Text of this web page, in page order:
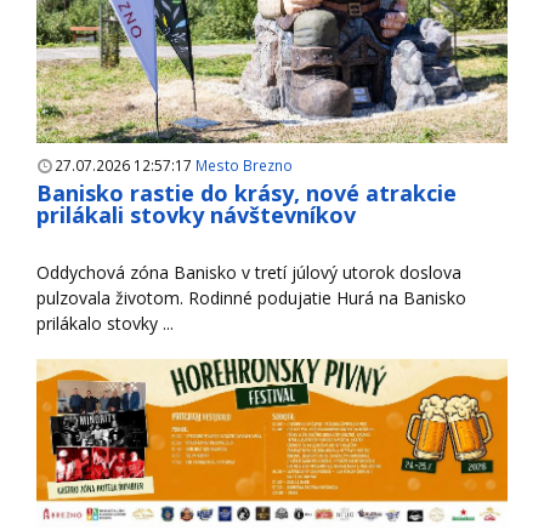
27.07.2026 12:57:17 Mesto Brezno
Banisko rastie do krásy, nové atrakcie
prilákali stovky návštevníkov
Oddychová zóna Banisko v tretí júlový utorok doslova
pulzovala životom. Rodinné podujatie Hurá na Banisko
prilákalo stovky ...